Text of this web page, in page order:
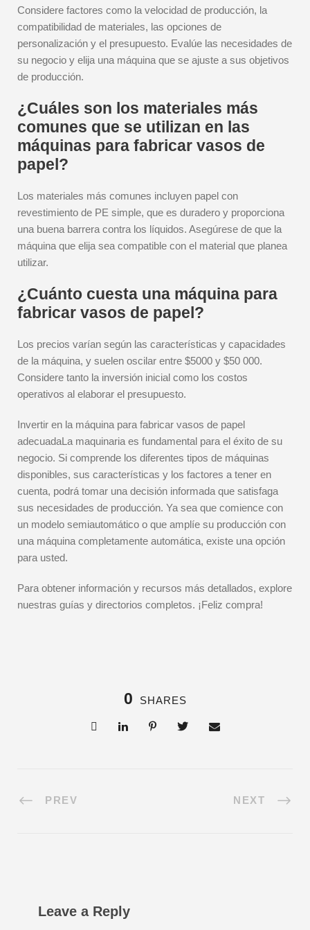
Considere factores como la velocidad de producción, la
compatibilidad de materiales, las opciones de
personalización y el presupuesto. Evalúe las necesidades de
su negocio y elija una máquina que se ajuste a sus objetivos
de producción.
¿Cuáles son los materiales más
comunes que se utilizan en las
máquinas para fabricar vasos de
papel?
Los materiales más comunes incluyen papel con
revestimiento de PE simple, que es duradero y proporciona
una buena barrera contra los líquidos. Asegúrese de que la
máquina que elija sea compatible con el material que planea
utilizar.
¿Cuánto cuesta una máquina para
fabricar vasos de papel?
Los precios varían según las características y capacidades
de la máquina, y suelen oscilar entre $5000 y $50 000.
Considere tanto la inversión inicial como los costos
operativos al elaborar el presupuesto.
Invertir en la máquina para fabricar vasos de papel
adecuadaLa maquinaria es fundamental para el éxito de su
negocio. Si comprende los diferentes tipos de máquinas
disponibles, sus características y los factores a tener en
cuenta, podrá tomar una decisión informada que satisfaga
sus necesidades de producción. Ya sea que comience con
un modelo semiautomático o que amplíe su producción con
una máquina completamente automática, existe una opción
para usted.
Para obtener información y recursos más detallados, explore
nuestras guías y directorios completos. ¡Feliz compra!
0 SHARES
PREV NEXT
Leave a Reply